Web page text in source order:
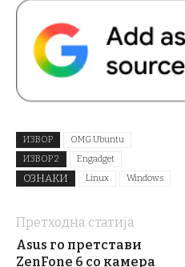
ИЗВОР
OMG Ubuntu
ИЗВОР 2
Engadget
ОЗНАКИ Linux Windows
Претходна статија
Asus го претстави
ZenFone 6 со камера